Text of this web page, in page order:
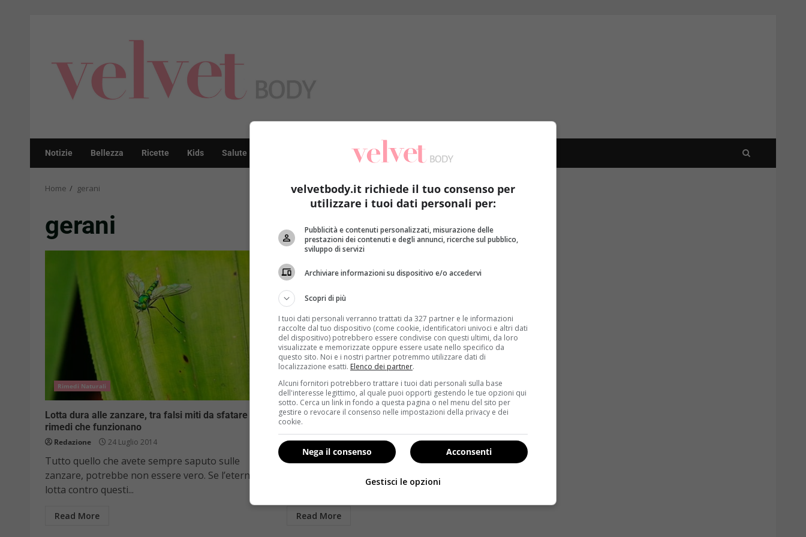
Notizie Bellezza Ricette Kids Salute
Home gerani
gerani
Rimedi Naturali
Lotta dura alle zanzare, tra falsi miti da sfatare e
rimedi che funzionano
Redazione 24 Luglio 2014
Tutto quello che avete sempre saputo sulle
zanzare, potrebbe non essere vero. Se l’eterna
lotta contro questi...
Read More
Rimedi Naturali
Stop alle zanzare: ecco i cibi che le tengono alla larga
dal nostro sangue
Redazione 27 Giugno 2014
Notti insonni e cene all’aperto rovinate da fastidiosi
ronzii, pizzichi e pruriti? Provate a mangiare questi
Read More
velvetbody.it richiede il tuo consenso per
utilizzare i tuoi dati personali per:
Pubblicità e contenuti personalizzati, misurazione delle
prestazioni dei contenuti e degli annunci, ricerche sul pubblico,
sviluppo di servizi
Archiviare informazioni su dispositivo e/o accedervi
Scopri di più
I tuoi dati personali verranno trattati da 327 partner e le informazioni
raccolte dal tuo dispositivo (come cookie, identificatori univoci e altri dati
del dispositivo) potrebbero essere condivise con questi ultimi, da loro
visualizzate e memorizzate oppure essere usate nello specifico da
questo sito. Noi e i nostri partner potremmo utilizzare dati di
localizzazione esatti. Elenco dei partner.
Alcuni fornitori potrebbero trattare i tuoi dati personali sulla base
dell'interesse legittimo, al quale puoi opporti gestendo le tue opzioni qui
sotto. Cerca un link in fondo a questa pagina o nel menu del sito per
gestire o revocare il consenso nelle impostazioni della privacy e dei
cookie.
Acconsenti
Nega il consenso
Gestisci le opzioni